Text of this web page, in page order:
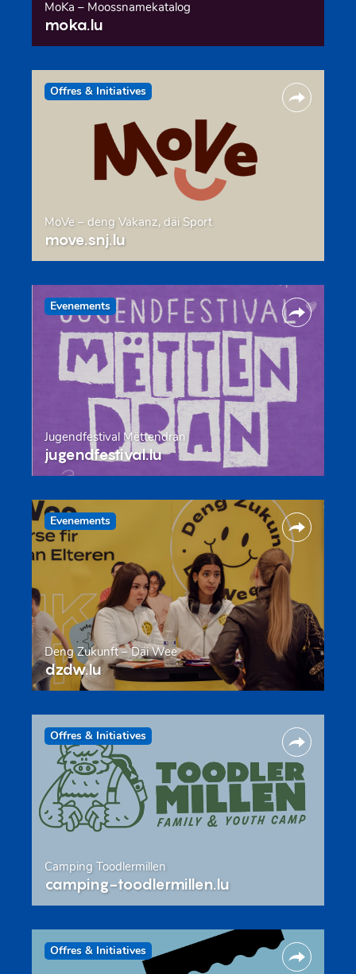
MoKa – Moossnamekatalog
moka.lu
Offres & Initiatives
MoVe – deng Vakanz, däi Sport
move.snj.lu
Evenements
Jugendfestival Mëttendran
jugendfestival.lu
Evenements
Deng Zukunft – Däi Wee
dzdw.lu
Offres & Initiatives
Camping Toodlermillen
camping-toodlermillen.lu
Offres & Initiatives